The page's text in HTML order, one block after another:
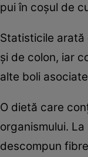
pui în coşul de
Statisticile
şi de colon, iar
alte boli
O dietă care
organismului.
descompun